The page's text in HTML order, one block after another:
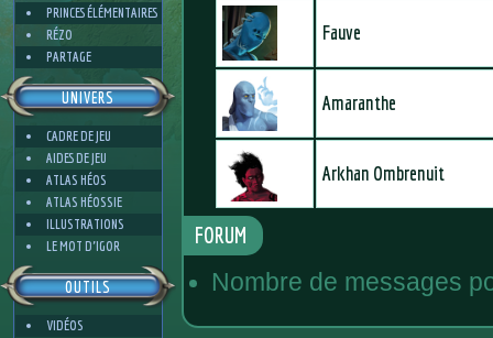
PRINCES ÉLÉMENTAIRES
RÉZO
PARTAGE
UNIVERS
CADRE DE JEU
AIDES DE JEU
ATLAS HÉOS
ATLAS HÉOSSIE
ILLUSTRATIONS
LE MOT D'IGOR
OUTILS
VIDÉOS
Fauve
Amaranthe
Arkhan Ombrenuit
FORUM
Nombre de messages